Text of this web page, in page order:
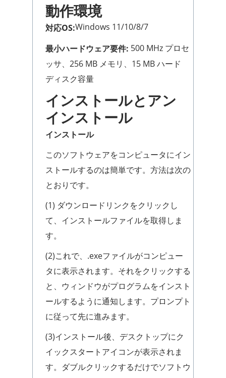
動作環境
対応OS:Windows 11/10/8/7
最小ハードウェア要件: 500 MHz プロセ
ッサ、256 MB メモリ、15 MB ハード
ディスク容量
インストールとアン
インストール
インストール
このソフトウェアをコンピュータにイン
ストールするのは簡単です。方法は次の
とおりです。
(1) ダウンロードリンクをクリックし
て、インストールファイルを取得しま
す。
(2)これで、.exeファイルがコンピュー
タに表示されます。それをクリックする
と、ウィンドウがプログラムをインスト
ールするように通知します。プロンプト
に従って先に進みます。
(3)インストール後、デスクトップにク
イックスタートアイコンが表示されま
す。ダブルクリックするだけでソフトウ